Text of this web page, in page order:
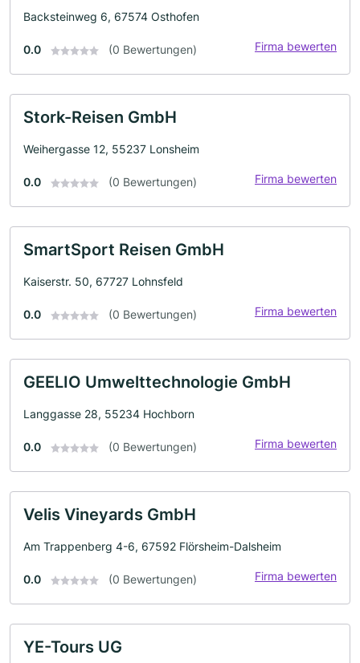
Backsteinweg 6, 67574 Osthofen
0.0 (0 Bewertungen) Firma bewerten
Stork-Reisen GmbH
Weihergasse 12, 55237 Lonsheim
0.0 (0 Bewertungen) Firma bewerten
SmartSport Reisen GmbH
Kaiserstr. 50, 67727 Lohnsfeld
0.0 (0 Bewertungen) Firma bewerten
GEELIO Umwelttechnologie GmbH
Langgasse 28, 55234 Hochborn
0.0 (0 Bewertungen) Firma bewerten
Velis Vineyards GmbH
Am Trappenberg 4-6, 67592 Flörsheim-Dalsheim
0.0 (0 Bewertungen) Firma bewerten
YE-Tours UG